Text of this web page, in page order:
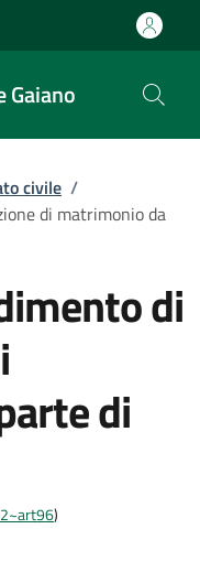
Gaiano
civile /
di matrimonio da
di
di
)